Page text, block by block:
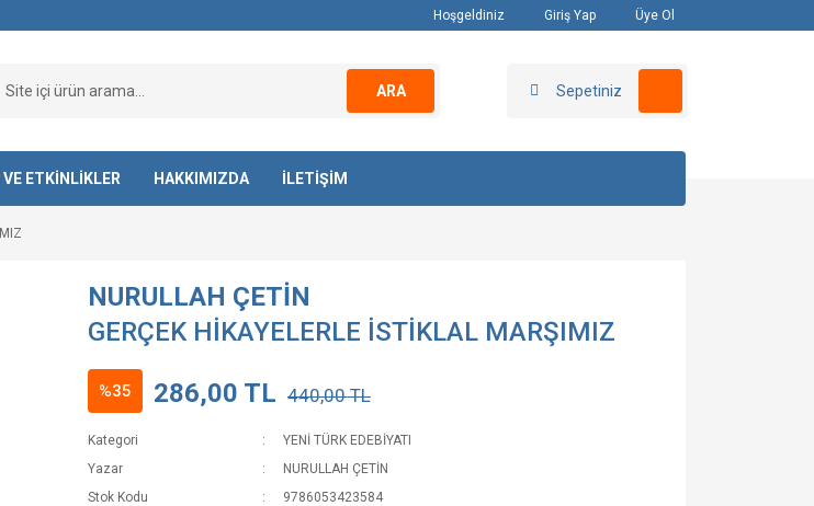
Hoşgeldiniz Giriş Yap Üye Ol
ARA Sepetiniz
VE ETKİNLİKLER HAKKIMIZDA İLETİŞİM
NURULLAH ÇETİN
GERÇEK HİKAYELERLE İSTİKLAL MARŞIMIZ
%35 286,00 TL 440,00 TL
Kategori
YENİ TÜRK EDEBİYATI
Yazar
NURULLAH ÇETİN
Stok Kodu
9786053423584